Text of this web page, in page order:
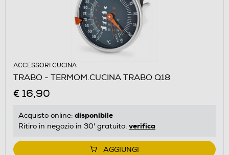
ACCESSORI CUCINA
TRABO - TERMOM.CUCINA TRABO Q18
€ 16,90
Acquisto online: disponibile
Ritiro in negozio in 30' gratuito: verifica
AGGIUNGI